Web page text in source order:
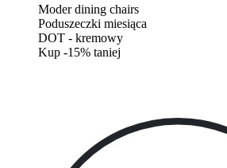
Moder dining chairs
Poduszeczki miesiąca
DOT - kremowy
Kup -15% taniej